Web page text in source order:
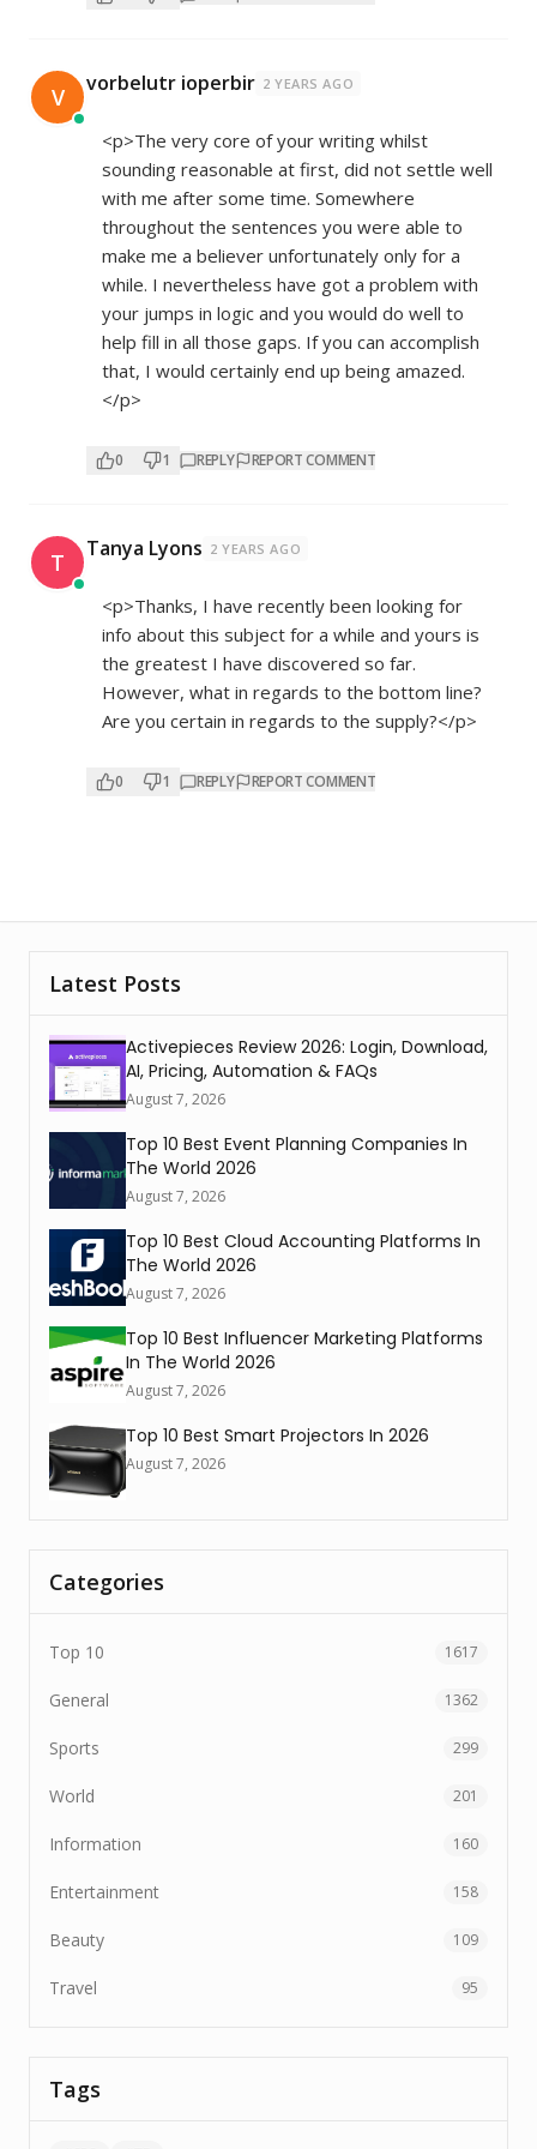
V vorbelutr ioperbir 2 YEARS AGO
<p>The very core of your writing whilst
sounding reasonable at first, did not settle well
with me after some time. Somewhere
throughout the sentences you were able to
make me a believer unfortunately only for a
while. I nevertheless have got a problem with
your jumps in logic and you would do well to
help fill in all those gaps. If you can accomplish
that, I would certainly end up being amazed.
</p>
0 1 REPLY REPORT COMMENT
T Tanya Lyons 2 YEARS AGO
<p>Thanks, I have recently been looking for
info about this subject for a while and yours is
the greatest I have discovered so far.
However, what in regards to the bottom line?
Are you certain in regards to the supply?</p>
0 1 REPLY REPORT COMMENT
Latest Posts
Activepieces Review 2026: Login, Download,
AI, Pricing, Automation & FAQs
August 7, 2026
Top 10 Best Event Planning Companies In
The World 2026
August 7, 2026
Top 10 Best Cloud Accounting Platforms In
The World 2026
August 7, 2026
Top 10 Best Influencer Marketing Platforms
In The World 2026
August 7, 2026
Top 10 Best Smart Projectors In 2026
August 7, 2026
Categories
Top 10 1617
General 1362
Sports 299
World 201
Information 160
Entertainment 158
Beauty 109
Travel 95
Tags